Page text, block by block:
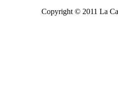
Copyright © 2011 La